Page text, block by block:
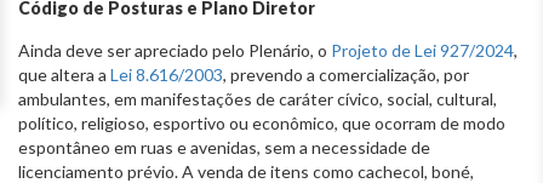
Código de Posturas e Plano Diretor
Ainda deve ser apreciado pelo Plenário, o Projeto de Lei 927/2024,
que altera a Lei 8.616/2003, prevendo a comercialização, por
ambulantes, em manifestações de caráter cívico, social, cultural,
político, religioso, esportivo ou econômico, que ocorram de modo
espontâneo em ruas e avenidas, sem a necessidade de
licenciamento prévio. A venda de itens como cachecol, boné,